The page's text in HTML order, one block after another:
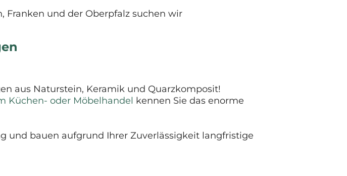
Franken und der Oberpfalz suchen wir
aus Naturstein, Keramik und Quarzkomposit!
Küchen- oder Möbelhandel kennen Sie das enorme
und bauen aufgrund Ihrer Zuverlässigkeit langfristige